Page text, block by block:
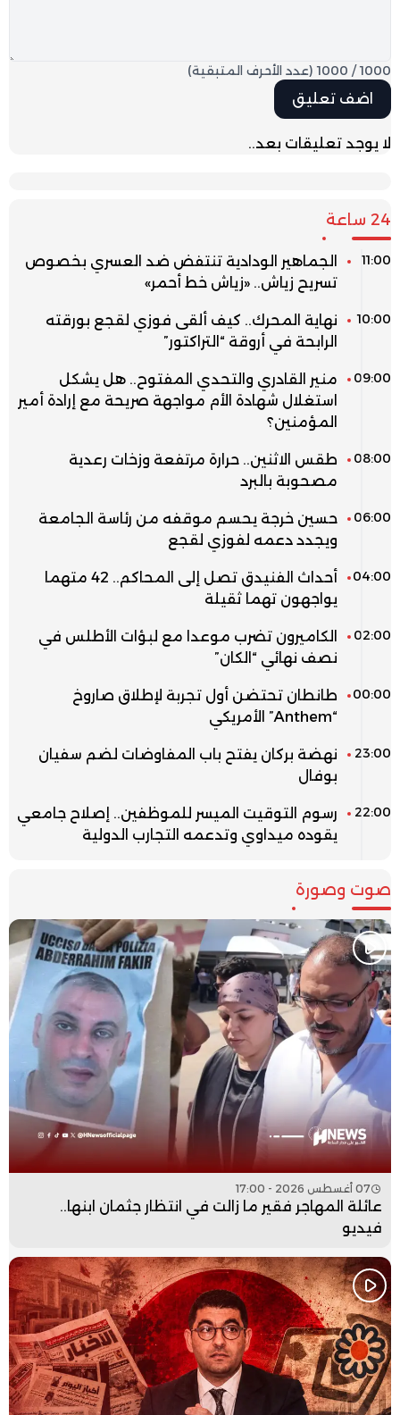
1000
/
1000 (عدد الأحرف المتبقية)
لا يوجد تعليقات بعد..
24 ساعة
11:00
الجماهير الودادية تنتفض ضد العسري بخصوص
تسريح زياش.. «زياش خط أحمر»
10:00
نهاية المحرك.. كيف ألقى فوزي لقجع بورقته
الرابحة في أروقة “التراكتور”
09:00
منير القادري والتحدي المفتوح.. هل يشكل
استغلال شهادة الأم مواجهة صريحة مع إرادة أمير
المؤمنين؟
08:00
طقس الاثنين.. حرارة مرتفعة وزخات رعدية
مصحوبة بالبرد
06:00
حسين خرجة يحسم موقفه من رئاسة الجامعة
ويجدد دعمه لفوزي لقجع
04:00
أحداث الفنيدق تصل إلى المحاكم.. 42 متهما
يواجهون تهما ثقيلة
02:00
الكاميرون تضرب موعدا مع لبؤات الأطلس في
نصف نهائي “الكان”
00:00
طانطان تحتضن أول تجربة لإطلاق صاروخ
“Anthem” الأمريكي
23:00
نهضة بركان يفتح باب المفاوضات لضم سفيان
بوفال
22:00
رسوم التوقيت الميسر للموظفين.. إصلاح جامعي
يقوده ميداوي وتدعمه التجارب الدولية
صوت وصورة
07 أغسطس 2026 - 17:00
عائلة المهاجر فقير ما زالت في انتظار جثمان ابنها..
فيديو